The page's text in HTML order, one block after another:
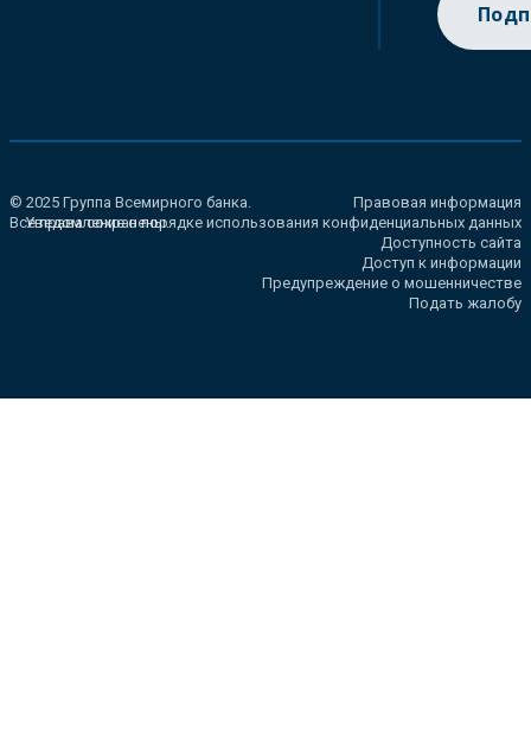
© 2025 Группа Всемирного банка.
Все права сохранены.
Правовая информация
Уведомление о порядке использования конфиденциальных данных
Доступность сайта
Доступ к информации
Предупреждение о мошенничестве
Подать жалобу